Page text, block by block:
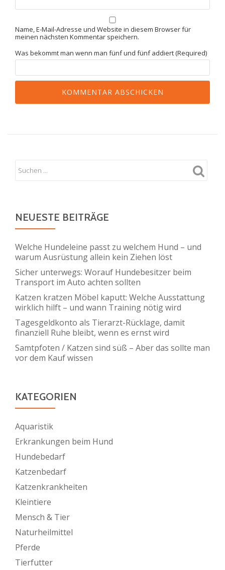
Name, E-Mail-Adresse und Website in diesem Browser für
meinen nächsten Kommentar speichern.
Was bekommt man wenn man fünf und fünf addiert (Required)
NEUESTE BEITRÄGE
Welche Hundeleine passt zu welchem Hund – und
warum Ausrüstung allein kein Ziehen löst
Sicher unterwegs: Worauf Hundebesitzer beim
Transport im Auto achten sollten
Katzen kratzen Möbel kaputt: Welche Ausstattung
wirklich hilft – und wann Training nötig wird
Tagesgeldkonto als Tierarzt-Rücklage, damit
finanziell Ruhe bleibt, wenn es ernst wird
Samtpfoten / Katzen sind süß – Aber das sollte man
vor dem Kauf wissen
KATEGORIEN
Aquaristik
Erkrankungen beim Hund
Hundebedarf
Katzenbedarf
Katzenkrankheiten
Kleintiere
Mensch & Tier
Naturheilmittel
Pferde
Tierfutter